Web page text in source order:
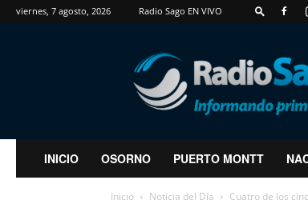
viernes, 7 agosto, 2026 Radio Sago EN VIVO
RadioSago
INICIO OSORNO PUERTO MONTT
Inicio Noticia del Día Cuatro de los